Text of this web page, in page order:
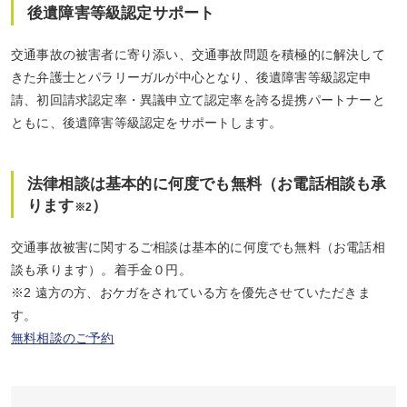
後遺障害等級認定サポート
交通事故の被害者に寄り添い、交通事故問題を積極的に解決して
きた弁護士とパラリーガルが中心となり、後遺障害等級認定申
請、初回請求認定率・異議申立て認定率を誇る提携パートナーと
ともに、後遺障害等級認定をサポートします。
法律相談は基本的に何度でも無料（お電話相談も承
ります※2）
交通事故被害に関するご相談は基本的に何度でも無料（お電話相
談も承ります）。着手金０円。
※2 遠方の方、おケガをされている方を優先させていただきま
す。
無料相談のご予約